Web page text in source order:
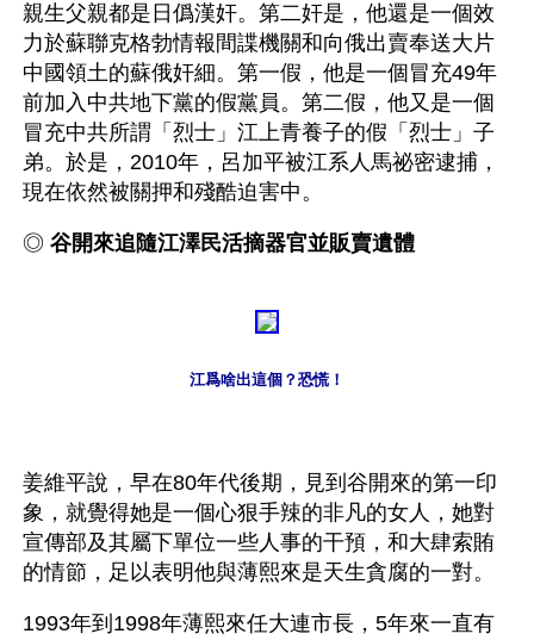
親生父親都是日僞漢奸。第二奸是，他還是一個效
力於蘇聯克格勃情報間諜機關和向俄出賣奉送大片
中國領土的蘇俄奸細。第一假，他是一個冒充49年
前加入中共地下黨的假黨員。第二假，他又是一個
冒充中共所謂「烈士」江上青養子的假「烈士」子
弟。於是，2010年，呂加平被江系人馬祕密逮捕，
現在依然被關押和殘酷迫害中。
◎ 谷開來追隨江澤民活摘器官並販賣遺體
江爲啥出這個？恐慌！
姜維平說，早在80年代後期，見到谷開來的第一印
象，就覺得她是一個心狠手辣的非凡的女人，她對
宣傳部及其屬下單位一些人事的干預，和大肆索賄
的情節，足以表明他與薄熙來是天生貪腐的一對。
1993年到1998年薄熙來任大連市長，5年來一直有